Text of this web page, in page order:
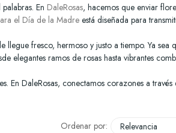
En DaleRosas, hacemos que enviar
el Día de la Madreestá diseñada para
fresco, hermoso y justo a tiempo. Ya sea
elegantes ramos de rosas hasta vibrantes
DaleRosas, conectamos corazones a
Ordenar por: Relevancia